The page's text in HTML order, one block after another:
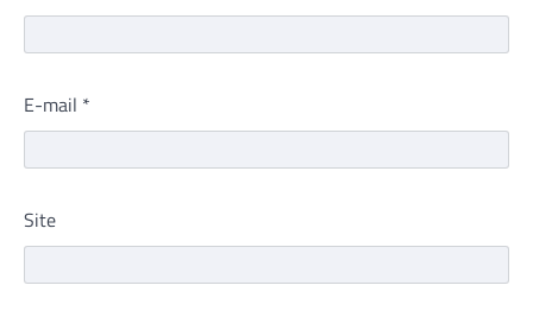
E-mail *
Site